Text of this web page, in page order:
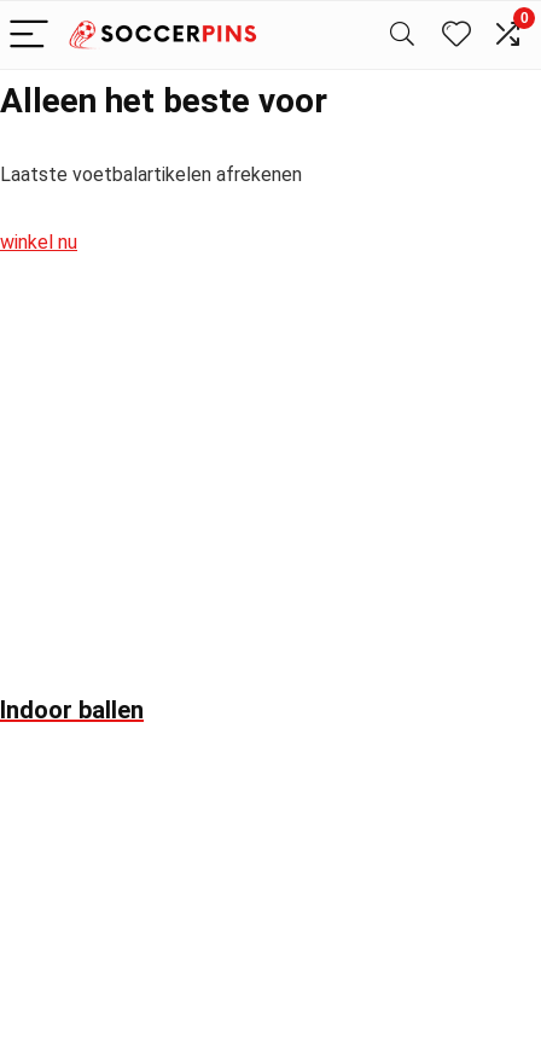
0
Alleen het beste voor
Laatste voetbalartikelen afrekenen
winkel nu
Indoor ballen